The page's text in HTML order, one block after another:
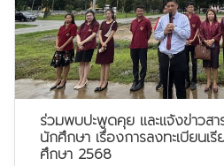
ร่วมพบปะพูดคุย และแจ้งข่าวสา
นักศึกษา เรื่องการลงทะเบียนเ
ศึกษา 2568